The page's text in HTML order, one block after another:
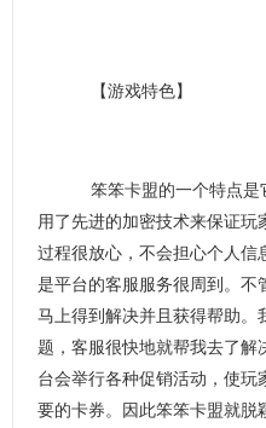
【游戏特色】
笨笨卡盟的一个特点是
用了先进的加密技术来保证
过程很放心，不会担心个人信
是平台的客服服务很周到。不
马上得到解决并且获得帮助。
题，客服很快地就帮我去了解
台会举行各种促销活动，使玩
要的卡券。因此笨笨卡盟就脱